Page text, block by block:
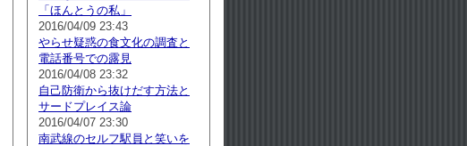
「ほんとうの私」
2016/04/09 23:43
やらせ疑惑の食文化の調査と
電話番号での露見
2016/04/08 23:32
自己防衛から抜けだす方法と
サードプレイス論
2016/04/07 23:30
南武線のセルフ駅員と笑いを